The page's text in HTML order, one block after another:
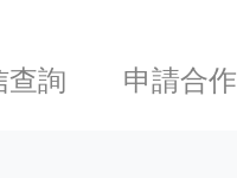
查詢 申請合作